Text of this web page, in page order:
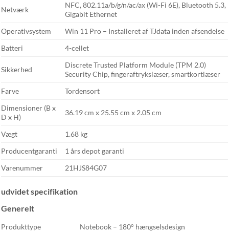
Netværk
NFC, 802.11a/b/g/n/ac/ax (Wi-Fi 6E), Bluetooth 5.3,
Gigabit Ethernet
Operativsystem
Win 11 Pro – Installeret af TJdata inden afsendelse
Batteri
4-cellet
Sikkerhed
Discrete Trusted Platform Module (TPM 2.0)
Security Chip, fingeraftrykslæser, smartkortlæser
Farve
Tordensort
Dimensioner (B x
D x H)
36.19 cm x 25.55 cm x 2.05 cm
Vægt
1.68 kg
Producentgaranti
1 års depot garanti
Varenummer
21HJS84G07
udvidet specifikation
Generelt
Produkttype
Notebook – 180° hængselsdesign